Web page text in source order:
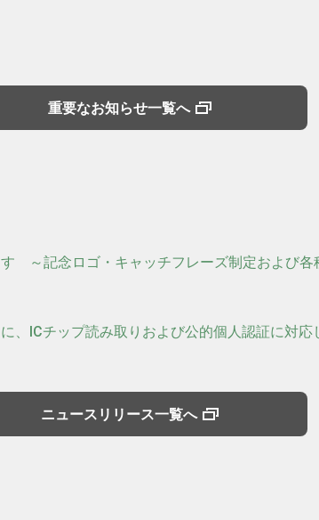
重要なお知らせ一覧へ
～記念ロゴ・キャッチフレーズ制定および各
、ICチップ読み取りおよび公的個人認証に対
ニュースリリース一覧へ